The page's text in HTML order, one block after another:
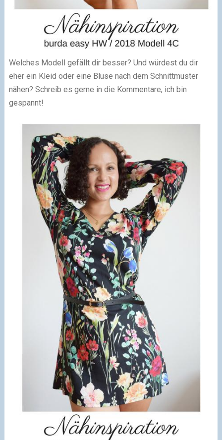
Welches Modell gefällt dir besser? Und würdest du dir
eher ein Kleid oder eine Bluse nach dem Schnittmuster
nähen? Schreib es gerne in die Kommentare, ich bin
gespannt!